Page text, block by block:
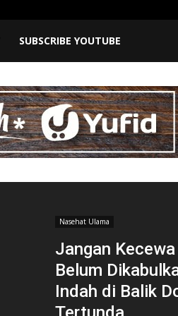
SUBSCRIBE YOUTUBE
Nasehat Ulama
Jangan
Belum
Indah di Balik